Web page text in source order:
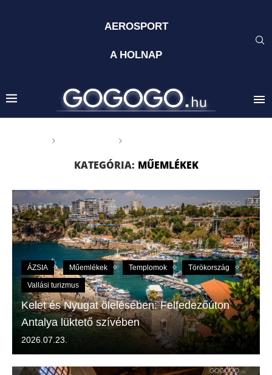
AEROSPORT
A HOLNAP
KATEGÓRIA: MŰEMLÉKEK
ÁZSIA Műemlékek Templomok Törökország
Vallási turizmus
Kelet és Nyugat ölelésében: Felfedezőúton
Antalya lüktető szívében
2026.07.23.